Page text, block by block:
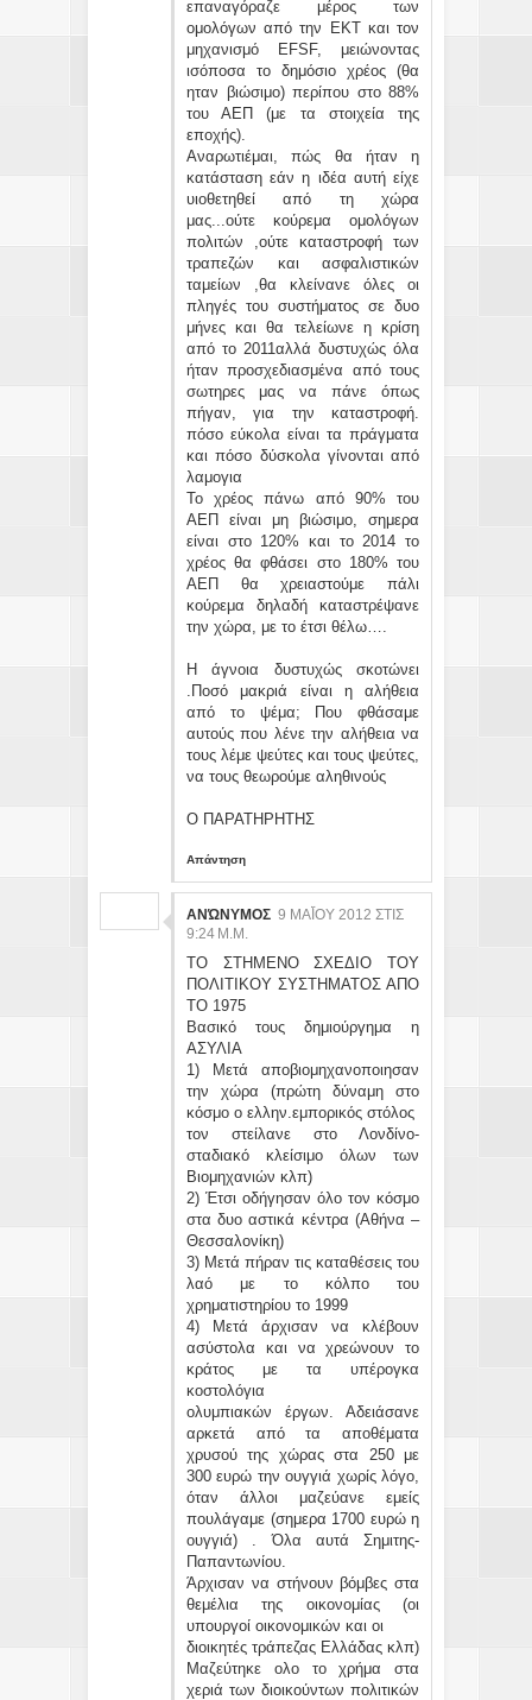
επαναγόραζε μέρος των
ομολόγων από την ΕΚΤ και τον
μηχανισμό EFSF, μειώνοντας
ισόποσα το δημόσιο χρέος (θα
ηταν βιώσιμο) περίπου στο 88%
του ΑΕΠ (με τα στοιχεία της
εποχής).
Αναρωτιέμαι, πώς θα ήταν η
κατάσταση εάν η ιδέα αυτή είχε
υιοθετηθεί από τη χώρα
μας...ούτε κούρεμα ομολόγων
πολιτών ,ούτε καταστροφή των
τραπεζών και ασφαλιστικών
ταμείων ,θα κλείνανε όλες οι
πληγές του συστήματος σε δυο
μήνες και θα τελείωνε η κρίση
από το 2011αλλά δυστυχώς όλα
ήταν προσχεδιασμένα από τους
σωτηρες μας να πάνε όπως
πήγαν, για την καταστροφή.
πόσο εύκολα είναι τα πράγματα
και πόσο δύσκολα γίνονται από
λαμογια
Το χρέος πάνω από 90% του
ΑΕΠ είναι μη βιώσιμο, σημερα
είναι στο 120% και το 2014 το
χρέος θα φθάσει στο 180% του
ΑΕΠ θα χρειαστούμε πάλι
κούρεμα δηλαδή καταστρέψανε
την χώρα, με το έτσι θέλω….
Η άγνοια δυστυχώς σκοτώνει
.Ποσό μακριά είναι η αλήθεια
από το ψέμα; Που φθάσαμε
αυτούς που λένε την αλήθεια να
τους λέμε ψεύτες και τους ψεύτες,
να τους θεωρούμε αληθινούς
Ο ΠΑΡΑΤΗΡΗΤΗΣ
Απάντηση
ΑΝΏΝΥΜΟΣ 9 ΜΑΪ́ΟΥ 2012 ΣΤΙΣ 9:
24 Μ.Μ.
ΤΟ ΣΤΗΜΕΝΟ ΣΧΕΔΙΟ ΤΟΥ
ΠΟΛΙΤΙΚΟΥ ΣΥΣΤΗΜΑΤΟΣ ΑΠΟ
ΤΟ 1975
Βασικό τους δημιούργημα η
ΑΣΥΛΙΑ
1) Μετά αποβιομηχανοποιησαν
την χώρα (πρώτη δύναμη στο
κόσμο ο ελλην.εμπορικός στόλος
τον στείλανε στο Λονδίνο-
σταδιακό κλείσιμο όλων των
Βιομηχανιών κλπ)
2) Έτσι οδήγησαν όλο τον κόσμο
στα δυο αστικά κέντρα (Αθήνα –
Θεσσαλονίκη)
3) Μετά πήραν τις καταθέσεις του
λαό με το κόλπο του
χρηματιστηρίου το 1999
4) Μετά άρχισαν να κλέβουν
ασύστολα και να χρεώνουν το
κράτος με τα υπέρογκα
κοστολόγια
ολυμπιακών έργων. Αδειάσανε
αρκετά από τα αποθέματα
χρυσού της χώρας στα 250 με
300 ευρώ την ουγγιά χωρίς λόγο,
όταν άλλοι μαζεύανε εμείς
πουλάγαμε (σημερα 1700 ευρώ η
ουγγιά) . Όλα αυτά Σημιτης-
Παπαντωνίου.
Άρχισαν να στήνουν βόμβες στα
θεμέλια της οικονομίας (οι
υπουργοί οικονομικών και οι
διοικητές τράπεζας Ελλάδας κλπ)
Μαζεύτηκε ολο το χρήμα στα
χεριά των διοικούντων πολιτικών